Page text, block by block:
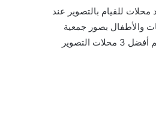
للقيام بالتصوير عند
والأطفال بصور جمعية
ومشتركة ما بينهم لتكون ذكري على مدار السنوات القادمة كما يوجد أيضا محلات التصوير للطلب للتوجه للكافيهات والمطاعم المقام بها المناسبات؛ وسوف نقدم لكم أفضل 3 محلات التصوير